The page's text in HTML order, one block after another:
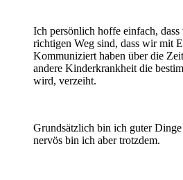
Ich persönlich hoffe einfach,
richtigen Weg sind, dass wir mit
Kommuniziert haben über die
andere Kinderkrankheit die
wird, verzeiht.
Grundsätzlich bin ich guter
nervös bin ich aber trotzdem.